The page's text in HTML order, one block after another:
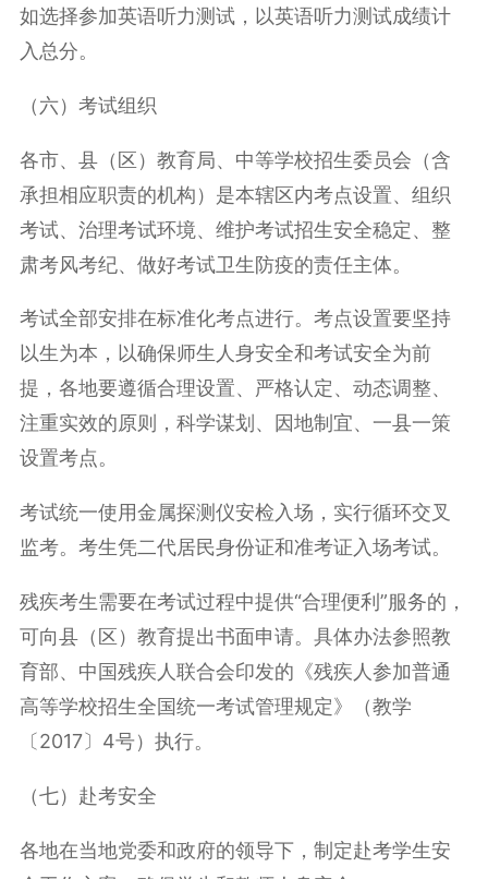
如选择参加英语听力测试，以英语听力测试成绩计
入总分。
（六）考试组织
各市、县（区）教育局、中等学校招生委员会（含
承担相应职责的机构）是本辖区内考点设置、组织
考试、治理考试环境、维护考试招生安全稳定、整
肃考风考纪、做好考试卫生防疫的责任主体。
考试全部安排在标准化考点进行。考点设置要坚持
以生为本，以确保师生人身安全和考试安全为前
提，各地要遵循合理设置、严格认定、动态调整、
注重实效的原则，科学谋划、因地制宜、一县一策
设置考点。
考试统一使用金属探测仪安检入场，实行循环交叉
监考。考生凭二代居民身份证和准考证入场考试。
残疾考生需要在考试过程中提供“合理便利”服务的，
可向县（区）教育提出书面申请。具体办法参照教
育部、中国残疾人联合会印发的《残疾人参加普通
高等学校招生全国统一考试管理规定》（教学
〔2017〕4号）执行。
（七）赴考安全
各地在当地党委和政府的领导下，制定赴考学生安